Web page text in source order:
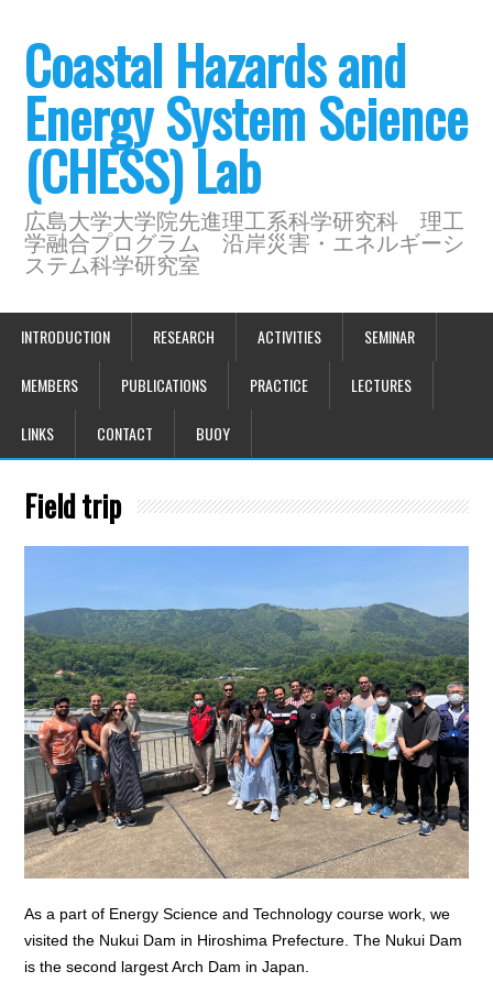
Coastal Hazards and
Energy System Science
(CHESS) Lab
広島大学大学院先進理工系科学研究科 理工
学融合プログラム 沿岸災害・エネルギーシ
ステム科学研究室
INTRODUCTION RESEARCH ACTIVITIES SEMINAR
MEMBERS PUBLICATIONS PRACTICE LECTURES
LINKS CONTACT BUOY
Field trip
As a part of Energy Science and Technology course work, we
visited the Nukui Dam in Hiroshima Prefecture. The Nukui Dam
is the second largest Arch Dam in Japan.